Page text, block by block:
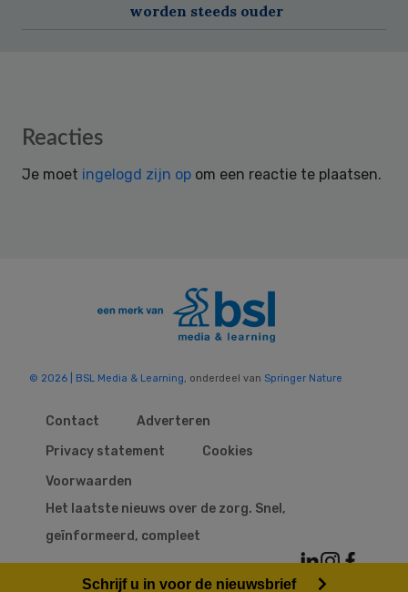
worden steeds ouder
Reader
Reacties
Je moet ingelogd zijn op om een reactie te plaatsen.
© 2026 | BSL Media & Learning , onderdeel van Springer Nature
Contact
Adverteren
Privacy statement
Cookies
Voorwaarden
Het laatste nieuws over de zorg. Snel,
geïnformeerd, compleet
Schrijf u in voor de nieuwsbrief